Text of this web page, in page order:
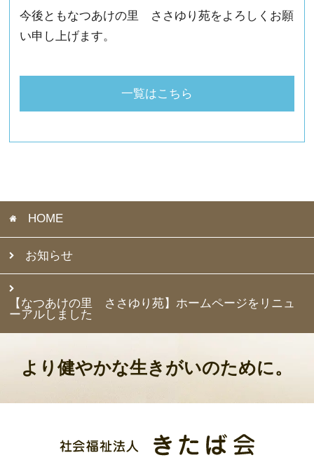
今後ともなつあけの里 ささゆり苑をよろしくお願
い申し上げます。
一覧はこちら
HOME
お知らせ
【なつあけの里 ささゆり苑】ホームページをリニュ
ーアルしました
より健やかな生きがいのために。